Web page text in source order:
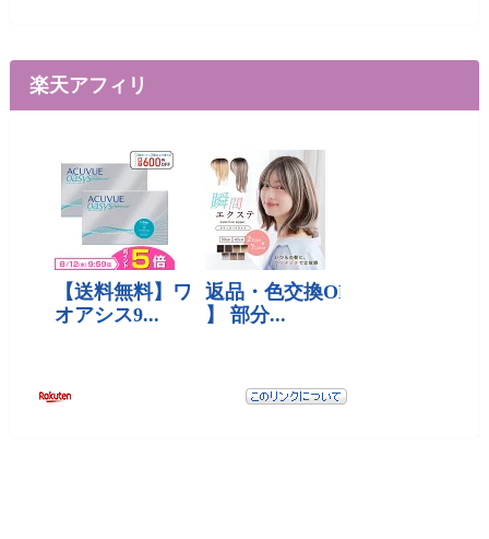
楽天アフィリ